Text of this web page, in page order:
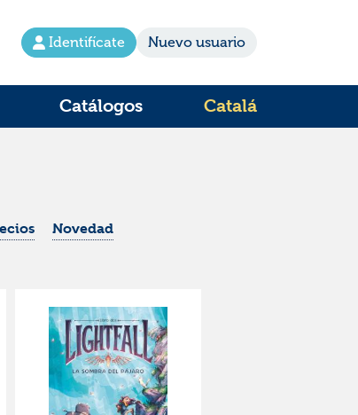
Identifícate Nuevo usuario
Catálogos Catalá
Novedad